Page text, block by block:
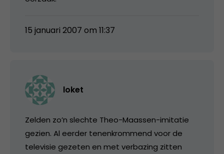
15 januari 2007 om 11:37
loket
Zelden zo’n slechte Theo-Maassen-imitatie
gezien. Al eerder tenenkrommend voor de
televisie gezeten en met verbazing zitten